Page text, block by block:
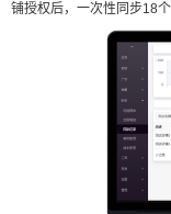
铺授权后，一次性同步18